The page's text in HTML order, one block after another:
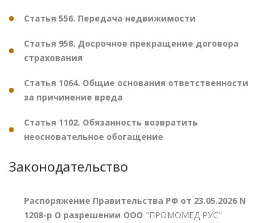
Статья 556. Передача недвижимости
Статья 958. Досрочное прекращение договора
страхования
Статья 1064. Общие основания ответственности
за причинение вреда
Статья 1102. Обязанность возвратить
неосновательное обогащение
Законодательство
Распоряжение Правительства РФ от 23.05.2026 N
1208-р О разрешении ООО "ПРОМОМЕД РУС"